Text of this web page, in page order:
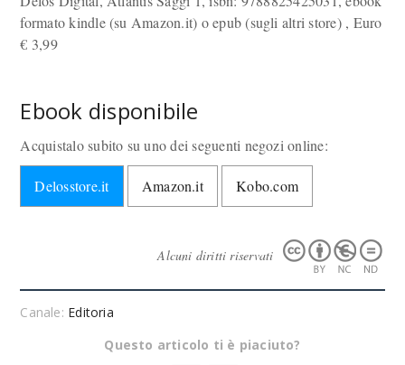
formato kindle (su Amazon.it) o epub (sugli altri store) , Euro
€ 3,99
Ebook disponibile
Acquistalo subito su uno dei seguenti negozi online:
Delosstore.it Amazon.it Kobo.com
Alcuni diritti riservati
Canale: Editoria
Questo articolo ti è piaciuto?